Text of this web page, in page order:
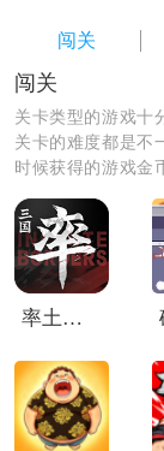
游戏特色：
1、氛围营造：
梦幻夜景的像素
探索都充满紧张
2、叙事结构：
七种结局设计
向。
闯关
闯关
关卡类型的游戏十
关卡的难度都是不
时候获得的游戏金
戏好友已经参与游
率土之滨vivo客户端